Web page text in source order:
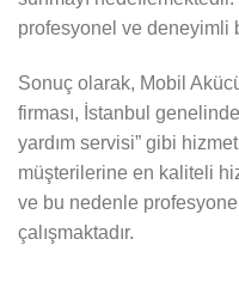
profesyonel ve deneyimli
Sonuç olarak, Mobil
firması, İstanbul
yardım servisi” gibi
müşterilerine en kaliteli
ve bu nedenle
çalışmaktadır.